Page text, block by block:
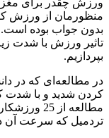
منظورمان از ورزش
بدون جواب بوده
تاثیر ورزش با شدت
بپردازیم.
در مطالعه‌ای که در
کردن شدید و با شدت
مطالعه
تردمیل که سرعت آن